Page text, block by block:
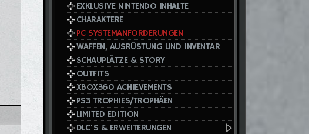
EXKLUSIVE NINTENDO INHALTE
CHARAKTERE
PC SYSTEMANFORDERUNGEN
WAFFEN, AUSRÜSTUNG UND INVENTAR
SCHAUPLÄTZE & STORY
OUTFITS
XBOX360 ACHIEVEMENTS
PS3 TROPHIES/TROPHÄEN
LIMITED EDITION
DLC'S & ERWEITERUNGEN